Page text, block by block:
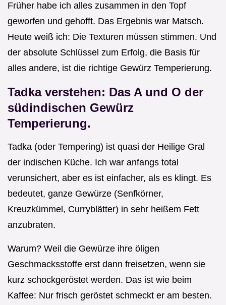
Früher habe ich alles zusammen in den Topf
geworfen und gehofft. Das Ergebnis war Matsch.
Heute weiß ich: Die Texturen müssen stimmen. Und
der absolute Schlüssel zum Erfolg, die Basis für
alles andere, ist die richtige Gewürz Temperierung.
Tadka verstehen: Das A und O der
südindischen Gewürz
Temperierung.
Tadka (oder Tempering) ist quasi der Heilige Gral
der indischen Küche. Ich war anfangs total
verunsichert, aber es ist einfacher, als es klingt. Es
bedeutet, ganze Gewürze (Senfkörner,
Kreuzkümmel, Curryblätter) in sehr heißem Fett
anzubraten.
Warum? Weil die Gewürze ihre öligen
Geschmacksstoffe erst dann freisetzen, wenn sie
kurz schockgeröstet werden. Das ist wie beim
Kaffee: Nur frisch geröstet schmeckt er am besten.